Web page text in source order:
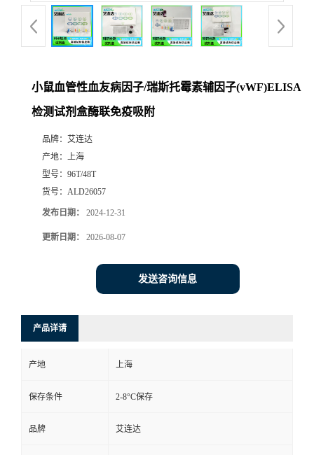
小鼠血管性血友病因子/瑞斯托霉素辅因子(vWF)ELISA
检测试剂盒酶联免疫吸附
品牌： 艾连达
产地： 上海
型号： 96T/48T
货号： ALD26057
发布日期： 2024-12-31
更新日期： 2026-08-07
发送咨询信息
产品详请
产地 上海
保存条件 2-8°C保存
品牌 艾连达